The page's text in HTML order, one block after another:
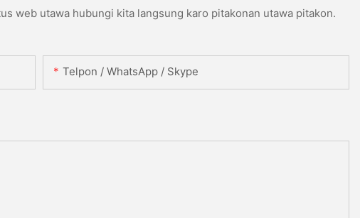
web utawa hubungi kita langsung karo pitakonan utawa pitakon.
Telpon / WhatsApp / Skype